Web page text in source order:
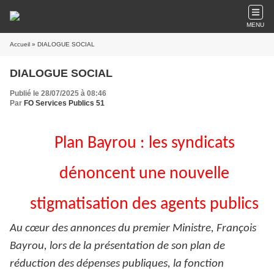
MENU
Accueil » DIALOGUE SOCIAL
DIALOGUE SOCIAL
Publié le 28/07/2025 à 08:46
Par FO Services Publics 51
Plan Bayrou : les syndicats
dénoncent une nouvelle
stigmatisation des agents publics
Au cœur des annonces du premier Ministre, François
Bayrou, lors de la présentation de son plan de
réduction des dépenses publiques, la fonction